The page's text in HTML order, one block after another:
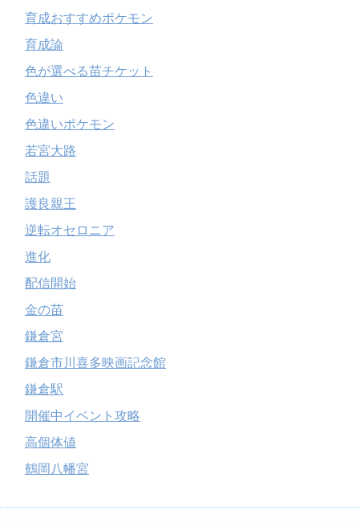
育成おすすめポケモン
育成論
色が選べる苗チケット
色違い
色違いポケモン
若宮大路
話題
護良親王
逆転オセロニア
進化
配信開始
金の苗
鎌倉宮
鎌倉市川喜多映画記念館
鎌倉駅
開催中イベント攻略
高個体値
鶴岡八幡宮